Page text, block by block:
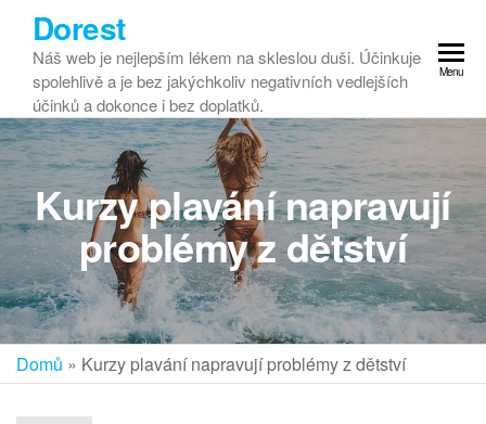
Dorest
Náš web je nejlepším lékem na skleslou duši. Účinkuje
spolehlivě a je bez jakýchkoliv negativních vedlejších
účinků a dokonce i bez doplatků.
Menu
Kurzy plavání napravují
problémy z dětství
Domů » Kurzy plavání napravují problémy z dětství